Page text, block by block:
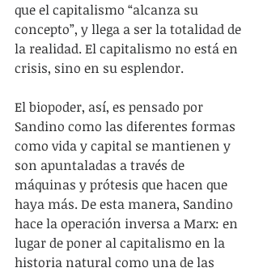
que el capitalismo “alcanza su
concepto”, y llega a ser la totalidad de
la realidad. El capitalismo no está en
crisis, sino en su esplendor.
El biopoder, así, es pensado por
Sandino como las diferentes formas
como vida y capital se mantienen y
son apuntaladas a través de
máquinas y prótesis que hacen que
haya más. De esta manera, Sandino
hace la operación inversa a Marx: en
lugar de poner al capitalismo en la
historia natural como una de las